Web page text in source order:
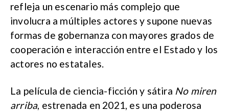
refleja un escenario más complejo que
involucra a múltiples actores y supone nuevas
formas de gobernanza con mayores grados de
cooperación e interacción entre el Estado y los
actores no estatales.
La película de ciencia-ficción y sátira No miren
arriba, estrenada en 2021, es una poderosa